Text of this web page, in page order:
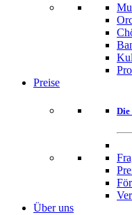
Preise
Die
Über uns